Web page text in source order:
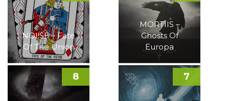
NOI!SE – Fate
Of The Union
MORTIIS –
Ghosts Of
Europa
8 7